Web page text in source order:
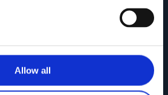
Allow all